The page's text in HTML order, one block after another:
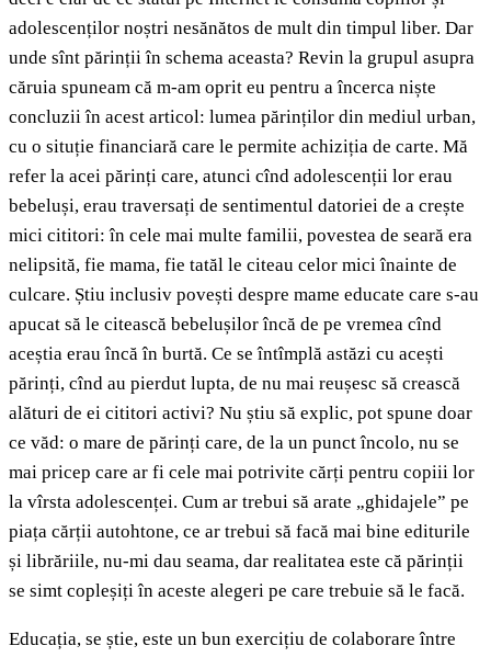
adolescenților noștri nesănătos de mult din timpul liber. Dar
unde sînt părinții în schema aceasta? Revin la grupul asupra
căruia spuneam că m-am oprit eu pentru a încerca niște
concluzii în acest articol: lumea părinților din mediul urban,
cu o situție financiară care le permite achiziția de carte. Mă
refer la acei părinți care, atunci cînd adolescenții lor erau
bebeluși, erau traversați de sentimentul datoriei de a crește
mici cititori: în cele mai multe familii, povestea de seară era
nelipsită, fie mama, fie tatăl le citeau celor mici înainte de
culcare. Știu inclusiv povești despre mame educate care s-au
apucat să le citească bebelușilor încă de pe vremea cînd
aceștia erau încă în burtă. Ce se întîmplă astăzi cu acești
părinți, cînd au pierdut lupta, de nu mai reușesc să crească
alături de ei cititori activi? Nu știu să explic, pot spune doar
ce văd: o mare de părinți care, de la un punct încolo, nu se
mai pricep care ar fi cele mai potrivite cărți pentru copiii lor
la vîrsta adolescenței. Cum ar trebui să arate „ghidajele” pe
piața cărții autohtone, ce ar trebui să facă mai bine editurile
și librăriile, nu-mi dau seama, dar realitatea este că părinții
se simt copleșiți în aceste alegeri pe care trebuie să le facă.
Educația, se știe, este un bun exercițiu de colaborare între